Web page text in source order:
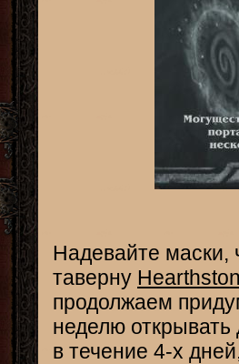
Надевайте маски,
таверну
продолжаем
неделю открывать
в течение 4-х